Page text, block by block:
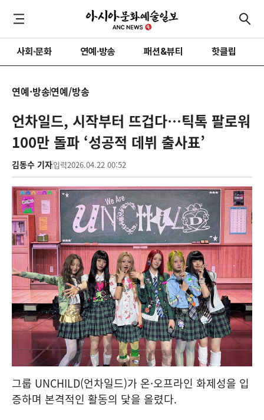
사회·문화 연예·방송 패션&뷰티 핫클립
연예·방송연예/방송
언차일드, 시작부터 뜨겁다…틱톡 팔로워
100만 돌파 ‘성공적 데뷔 출사표’
김동수 기자입력2026.04.22 00:52
그룹 UNCHILD(언차일드)가 온·오프라인 화제성을 입
증하며 본격적인 활동의 닻을 올렸다.